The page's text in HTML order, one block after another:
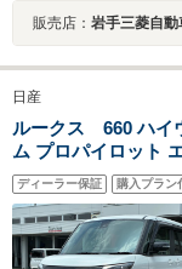
販売店： 岩手三菱自
日産
ルークス 660 ハイ
ム プロパイロット
ビ 全方位カメラ
続 専用内装 シー
ー 1年間走行距離
ディーラー保証 購入プラン